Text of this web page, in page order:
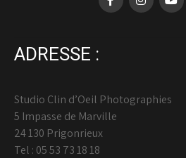
ADRESSE :
Studio Clin d’Oeil Photographies
5 Impasse de Marville
24 130 Prigonrieux
Tel : 05 53 73 18 18